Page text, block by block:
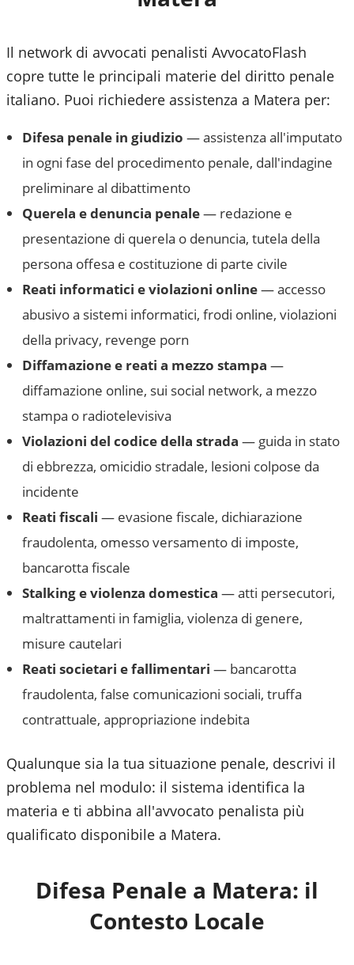
Il network di avvocati penalisti AvvocatoFlash
copre tutte le principali materie del diritto penale
italiano. Puoi richiedere assistenza a Matera per:
Difesa penale in giudizio — assistenza all'imputato
in ogni fase del procedimento penale, dall'indagine
preliminare al dibattimento
Querela e denuncia penale— redazione e
presentazione di querela o denuncia, tutela della
persona offesa e costituzione di parte civile
Reati informatici e violazioni online— accesso
abusivo a sistemi informatici, frodi online, violazioni
della privacy, revenge porn
Diffamazione e reati a mezzo stampa —
diffamazione online, sui social network, a mezzo
stampa o radiotelevisiva
Violazioni del codice della strada — guida in stato
di ebbrezza, omicidio stradale, lesioni colpose da
incidente
Reati fiscali — evasione fiscale, dichiarazione
fraudolenta, omesso versamento di imposte,
bancarotta fiscale
Stalking e violenza domestica — atti persecutori,
maltrattamenti in famiglia, violenza di genere,
misure cautelari
Reati societari e fallimentari — bancarotta
fraudolenta, false comunicazioni sociali, truffa
contrattuale, appropriazione indebita
Qualunque sia la tua situazione penale, descrivi il
problema nel modulo: il sistema identifica la
materia e ti abbina all'avvocato penalista più
qualificato disponibile a Matera.
Difesa Penale a Matera: il
Contesto Locale